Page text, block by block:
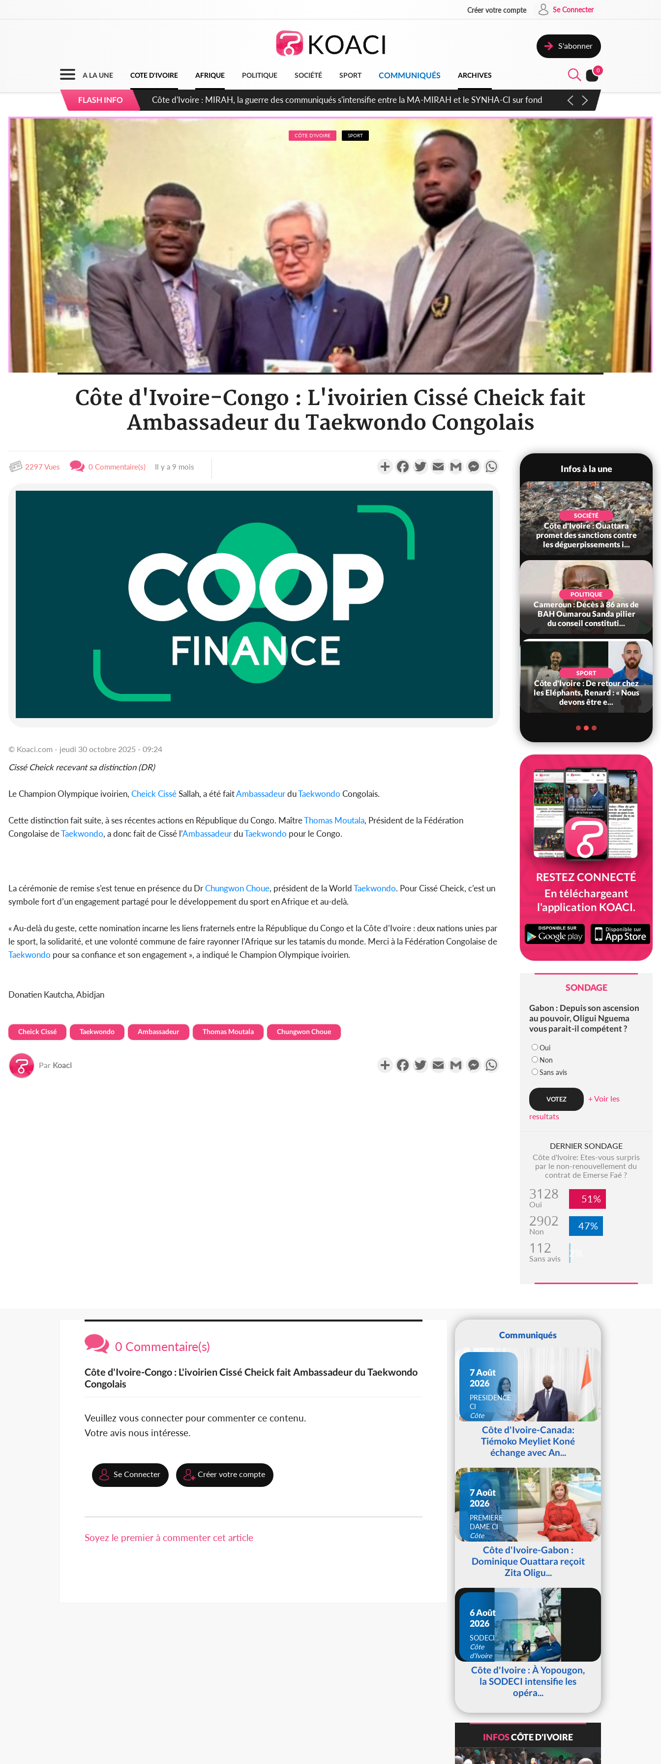
Créer votre compte Se Connecter
S'abonner
A LA UNE COTE D'IVOIRE AFRIQUE POLITIQUE SOCIÉTÉ SPORT COMMUNIQUÉS ARCHIVES
0
FLASH INFO Côte d'Ivoire : Indépendance 2026, Thiam plaide pour un environnement démocratique plus apaisé
CÔTE D'IVOIRE SPORT
Côte d'Ivoire-Congo : L'ivoirien Cissé Cheick fait
Ambassadeur du Taekwondo Congolais
2297 Vues 0 Commentaire(s) Il y a 9 mois PartagerFacebookTwitterEmail Gmail MessengerWhatsApp
© Koaci.com - jeudi 30 octobre 2025 - 09:24
Cissé Cheick recevant sa distinction (DR)
Le Champion Olympique ivoirien, Cheick CisséSallah, a été faitAmbassadeurduTaekwondo Congolais.
Cette distinction fait suite, à ses récentes actions en République du Congo. MaîtreThomas Moutala, Président de la Fédération
Congolaise deTaekwondo, a donc fait de Cissé l’AmbassadeurduTaekwondo pour le Congo.
La cérémonie de remise s’est tenue en présence du DrChungwon Choue, président de la WorldTaekwondo. Pour Cissé Cheick, c’est un
symbole fort d’un engagement partagé pour le développement du sport en Afrique et au-delà.
« Au-delà du geste, cette nomination incarne les liens fraternels entre la République du Congo et la Côte d’Ivoire : deux nations unies par
le sport, la solidarité, et une volonté commune de faire rayonner l’Afrique sur les tatamis du monde. Merci à la Fédération Congolaise de
Taekwondo pour sa confiance et son engagement », a indiqué le Champion Olympique ivoirien.
Donatien Kautcha, Abidjan
Cheick Cissé Taekwondo Ambassadeur Thomas Moutala Chungwon Choue
Par Koaci PartagerFacebookTwitterEmail Gmail MessengerWhatsApp
Infos à la une
Côte d'Ivoire : Après le pari
réussi du 66e anniversaire,
SOCIÉTÉ
Côte d'Ivoire : Ouattara
promet des sanctions contre
les déguerpissements i...
POLITIQUE
Cameroun : Décès à 86 ans de
BAH Oumarou Sanda pilier
du conseil constituti...
SPORT
Côte d'Ivoire : De retour chez
les Eléphants, Renard : « Nous
devons être e...
RESTEZ CONNECTÉ
En téléchargeant
l'application KOACI.
SONDAGE
Gabon : Depuis son ascension
au pouvoir, Oligui Nguema
vous parait-il compétent ?
Oui
Non
Sans avis
+ Voir les
resultats
DERNIER SONDAGE
Côte d'Ivoire: Etes-vous surpris
par le non-renouvellement du
contrat de Emerse Faé ?
3128
Oui 51%
2902
Non 47%
112
Sans avis 2%
0 Commentaire(s)
Côte d'Ivoire-Congo : L'ivoirien Cissé Cheick fait Ambassadeur du Taekwondo
Congolais
Veuillez vous connecter pour commenter ce contenu.
Votre avis nous intéresse.
Se Connecter Créer votre compte
Soyez le premier à commenter cet article
Communiqués
7 Août
2026
PRESIDENCE
CI
Côte
d'IvoireCôte d'Ivoire-Canada:
Tiémoko Meyliet Koné
échange avec An...
7 Août
2026
PREMIERE
DAME CI
Côte
d'IvoireCôte d'Ivoire-Gabon :
Dominique Ouattara reçoit
Zita Oligu...
6 Août
2026
SODECI
Côte
d'Ivoire
Côte d'Ivoire : À Yopougon,
la SODECI intensifie les
opéra...
INFOSCÔTE D'IVOIRE